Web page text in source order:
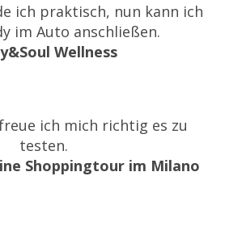
ich praktisch, nun kann ich
im Auto anschließen.
Wellness
ich mich richtig es zu
testen.
Shoppingtour im Milano